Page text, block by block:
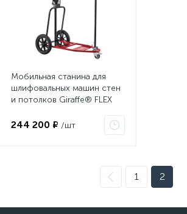
Мобильная станина для
шлифовальных машин стен
и потолков Giraffe® FLEX
244 200 ₽ /шт
1 2